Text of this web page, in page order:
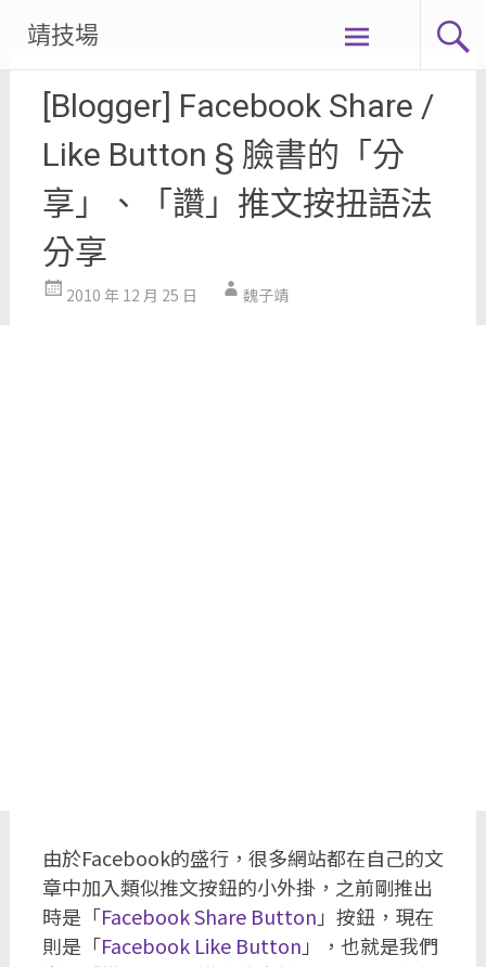
content
靖技場
[Blogger] Facebook Share /
Like Button § 臉書的「分
享」、「讚」推文按扭語法
分享
2010 年 12 月 25 日 魏子靖
由於Facebook的盛行，很多網站都在自己的文
章中加入類似推文按鈕的小外掛，之前剛推出
時是「Facebook Share Button 」按鈕，現在
則是「Facebook Like Button 」，也就是我們